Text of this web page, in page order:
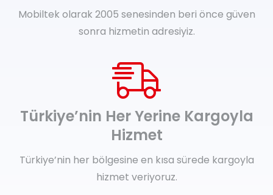
Mobiltek olarak 2005 senesinden beri önce güven
sonra hizmetin adresiyiz.
Türkiye’nin Her Yerine Kargoyla
Hizmet
Türkiye’nin her bölgesine en kısa sürede kargoyla
hizmet veriyoruz.